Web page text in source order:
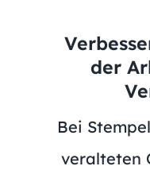
der
Bei
veralteten